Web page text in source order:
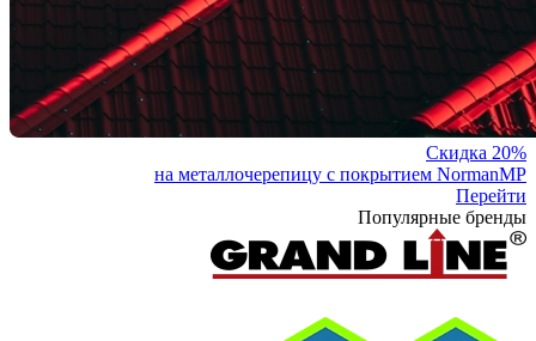
Скидка 20%
на металлочерепицу с покрытием NormanMP
Перейти
Популярные бренды